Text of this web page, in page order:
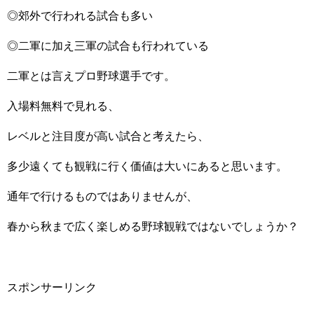
◎郊外で行われる試合も多い
◎二軍に加え三軍の試合も行われている
二軍とは言えプロ野球選手です。
入場料無料で見れる、
レベルと注目度が高い試合と考えたら、
多少遠くても観戦に行く価値は大いにあると思います。
通年で行けるものではありませんが、
春から秋まで広く楽しめる野球観戦ではないでしょうか？
スポンサーリンク